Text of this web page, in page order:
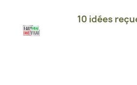
10 idées